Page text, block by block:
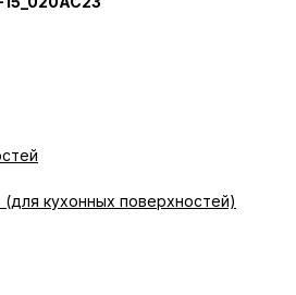
(для кухонных поверхностей)